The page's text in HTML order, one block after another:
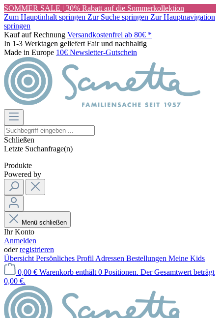
SOMMER SALE | 30% Rabatt auf die Sommerkollektion
Zum Hauptinhalt springen Zur Suche springen Zur Hauptnavigation
springen
Kauf auf Rechnung Versandkostenfrei ab 80€ *
In 1-3 Werktagen geliefert Fair und nachhaltig
Made in Europe 10€ Newsletter-Gutschein
Schließen
Letzte Suchanfrage(n)
Produkte
Powered by
Menü schließen
Ihr Konto
Anmelden
oderregistrieren
Übersicht Persönliches Profil Adressen Bestellungen Meine Kids
0,00 € Warenkorb enthält 0 Positionen. Der Gesamtwert beträgt
0,00 €.